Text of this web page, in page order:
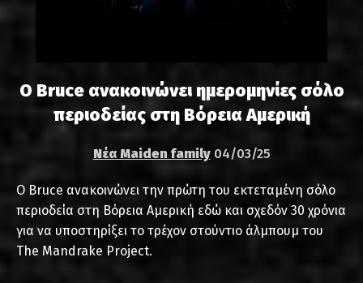
Ο Bruce ανακοινώνει ημερομηνίες σόλο
περιοδείας στη Βόρεια Αμερική
Νέα Maiden family 04/03/25
Ο Bruce ανακοινώνει την πρώτη του εκτεταμένη σόλο
περιοδεία στη Βόρεια Αμερική εδώ και σχεδόν 30 χρόνια
για να υποστηρίξει το τρέχον στούντιο άλμπουμ του
The Mandrake Project.